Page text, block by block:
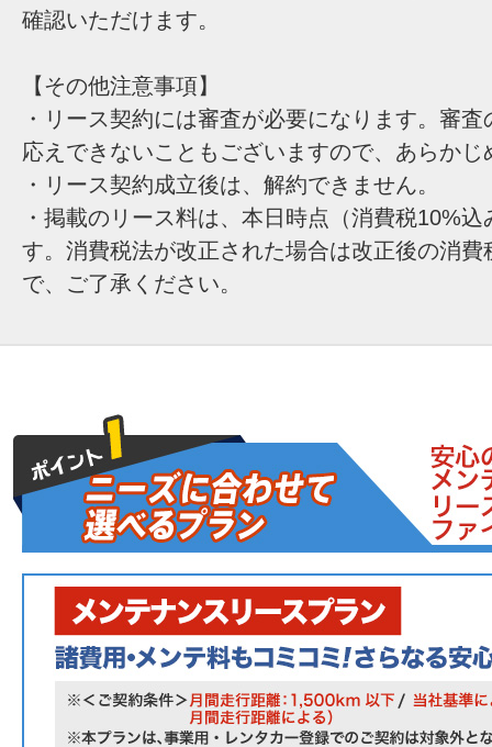
確認いただけます。
【その他注意事項】
・リース契約には審査が必要になります。審
応えできないこともございますので、あらか
・リース契約成立後は、解約できません。
・掲載のリース料は、本日時点（消費税10%
す。消費税法が改正された場合は改正後の消費
で、ご了承ください。